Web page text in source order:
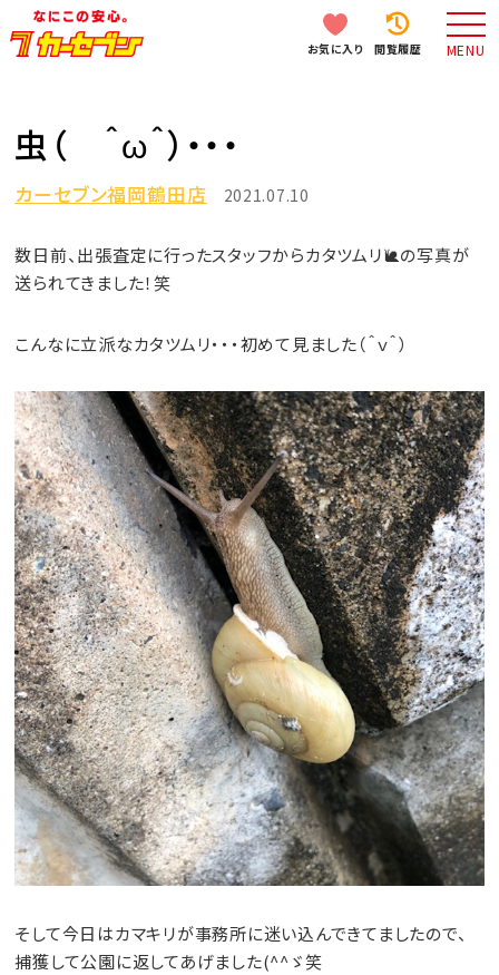
お気に入り 閲覧履歴 MENU
虫（ ＾ω＾）・・・
カーセブン福岡鶴田店 2021.07.10
数日前、出張査定に行ったスタッフからカタツムリ🐌の写真が
送られてきました！笑
こんなに立派なカタツムリ・・・初めて見ました（＾ｖ＾）
そして今日はカマキリが事務所に迷い込んできてましたので、
捕獲して公園に返してあげました(^^ゞ笑